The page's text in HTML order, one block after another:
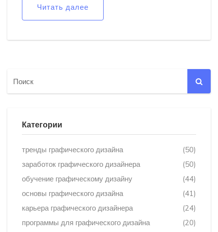
Читать далее
Категории
тренды графического дизайна
(50)
заработок графического дизайнера
(50)
обучение графическому дизайну
(44)
основы графического дизайна
(41)
карьера графического дизайнера
(24)
программы для графического дизайна
(20)